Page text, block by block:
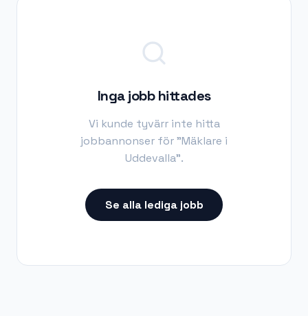
Inga jobb hittades
Vi kunde tyvärr inte hitta
jobbannonser för "Mäklare i
Uddevalla".
Se alla lediga jobb